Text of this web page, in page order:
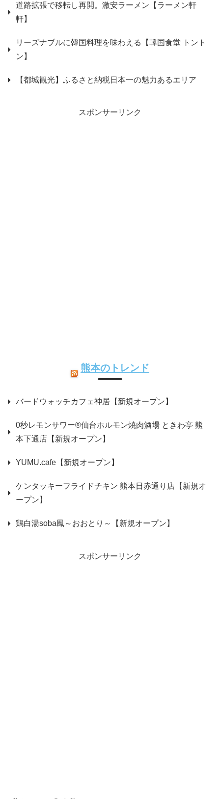
道路拡張で移転し再開。激安ラーメン【ラーメン軒
軒】
リーズナブルに韓国料理を味わえる【韓国食堂 トント
ン】
【都城観光】ふるさと納税日本一の魅力あるエリア
スポンサーリンク
熊本のトレンド
バードウォッチカフェ神居【新規オープン】
0秒レモンサワー®仙台ホルモン焼肉酒場 ときわ亭 熊
本下通店【新規オープン】
YUMU.cafe【新規オープン】
ケンタッキーフライドチキン 熊本日赤通り店【新規オ
ープン】
鶏白湯soba鳳～おおとり～【新規オープン】
スポンサーリンク